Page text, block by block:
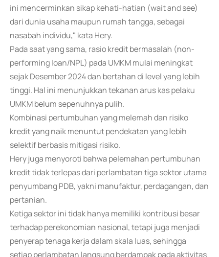
ini mencerminkan sikap kehati-hatian (wait and see)
dari dunia usaha maupun rumah tangga, sebagai
nasabah individu," kata Hery.
Pada saat yang sama, rasio kredit bermasalah (non-
performing loan/NPL) pada UMKM mulai meningkat
sejak Desember 2024 dan bertahan di level yang lebih
tinggi. Hal ini menunjukkan tekanan arus kas pelaku
UMKM belum sepenuhnya pulih.
Kombinasi pertumbuhan yang melemah dan risiko
kredit yang naik menuntut pendekatan yang lebih
selektif berbasis mitigasi risiko.
Hery juga menyoroti bahwa pelemahan pertumbuhan
kredit tidak terlepas dari perlambatan tiga sektor utama
penyumbang PDB, yakni manufaktur, perdagangan, dan
pertanian.
Ketiga sektor ini tidak hanya memiliki kontribusi besar
terhadap perekonomian nasional, tetapi juga menjadi
penyerap tenaga kerja dalam skala luas, sehingga
setiap perlambatan langsung berdampak pada aktivitas